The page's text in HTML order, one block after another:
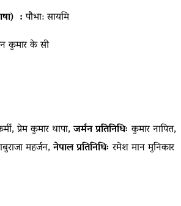
:पौभा: सायमि
कुमार के सी
प्रेम कुमार थापा,जर्मन प्रतिनिधिः कुमार नापित,
महर्जन,नेपाल प्रतिनिधिः रमेश मान मुनिकार